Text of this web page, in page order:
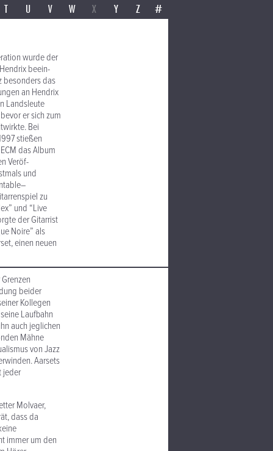
T U V W X Y Z #
wurde der
beein­
besonders das
an Hendrix
Land­sleute
er sich zum
Bei
stießen
das Album
Veröf­
und
zu
und “Live
der Gitarrist
Noire” als
einen neuen
beider
Kollegen
Laufbahn
auch jeglichen
Mähne
von Jazz
Aarsets
jeder
Molvaer,
dass da
immer um den